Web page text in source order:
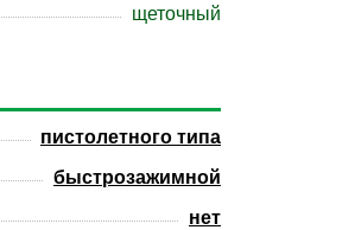
щеточный
пистолетного типа
быстрозажимной
нет